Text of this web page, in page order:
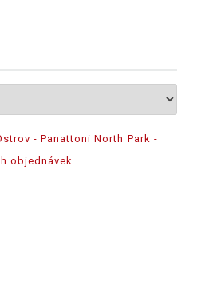
- Panattoni North Park -
objednávek